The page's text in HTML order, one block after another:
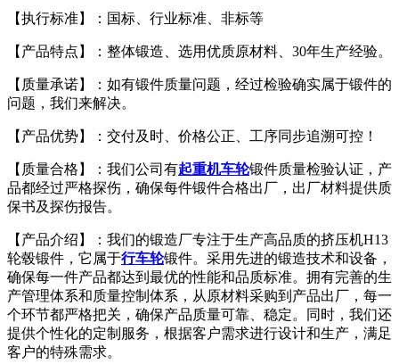
【执行标准】：国标、行业标准、非标等
【产品特点】：整体锻造、选用优质原材料、30年生产经验。
【质量承诺】：如有锻件质量问题，经过检验确实属于锻件的
问题，我们来解决。
【产品优势】：交付及时、价格公正、工序同步追溯可控！
【质量合格】：我们公司有起重机车轮锻件质量检验认证，产
品都经过严格探伤，确保每件锻件合格出厂，出厂材料提供质
保书及探伤报告。
【产品介绍】：我们的锻造厂专注于生产高品质的挤压机H13
轮毂锻件，它属于行车轮锻件。采用先进的锻造技术和设备，
确保每一件产品都达到最优的性能和品质标准。拥有完善的生
产管理体系和质量控制体系，从原材料采购到产品出厂，每一
个环节都严格把关，确保产品质量可靠、稳定。同时，我们还
提供个性化的定制服务，根据客户需求进行设计和生产，满足
客户的特殊需求。